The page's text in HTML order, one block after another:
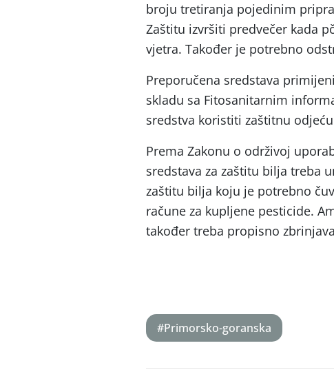
broju tretiranja pojedinim
Zaštitu izvršiti predvečer kada
vjetra. Također je potrebno
Preporučena sredstava
skladu sa Fitosanitarnim
sredstva koristiti zaštitnu
Prema Zakonu o održivoj
sredstava za zaštitu bilja treba
zaštitu bilja koju je potrebno
račune za kupljene pesticide.
također treba propisno
#Primorsko-goranska